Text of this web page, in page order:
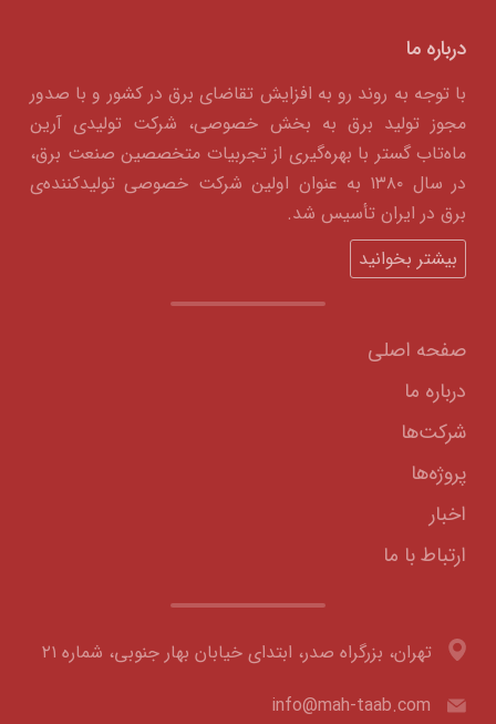
درباره ما
با توجه به روند رو به افزایش تقاضای برق در کشور و با صدور
مجوز تولید برق به بخش خصوصی، شرکت تولیدی آرین
ماه‌تاب گستر با بهره‌گیری از تجربیات متخصصین صنعت برق،
در سال ۱۳۸۰ به عنوان اولین شرکت خصوصی تولیدکننده‌ی
برق در ایران تأسیس شد.
بیشتر بخوانید
صفحه اصلی
درباره ما
شرکت‌ها
پروژه‌ها
اخبار
ارتباط با ما
تهران، بزرگراه صدر، ابتدای خیابان بهار جنوبی، شماره ۲۱
info@mah-taab.com